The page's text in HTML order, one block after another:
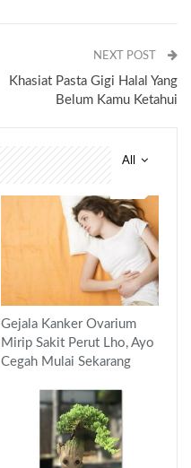
NEXT POST
Khasiat Pasta Gigi Halal Yang
Belum Kamu Ketahui
All
Gejala Kanker Ovarium
Mirip Sakit Perut Lho, Ayo
Cegah Mulai Sekarang